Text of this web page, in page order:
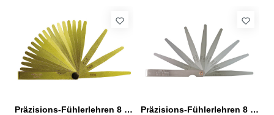
Präzisions-Fühlerlehren 8 Blatt, 0,05 - 0,5 mm, aus Messing, antimagnetisch
Präzisions-Fühlerlehren 8 Blatt, 0,05 - 0,5 mm, Spezialstahl